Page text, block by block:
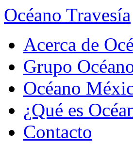
Océano Travesía
Acerca de
Grupo
Océano
¿Qué es
Contacto